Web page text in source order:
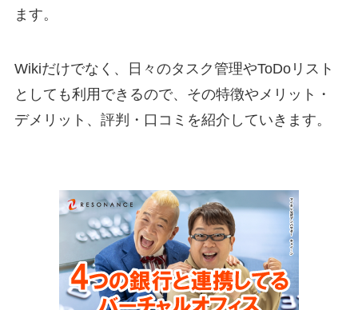
ます。
Wikiだけでなく、日々のタスク管理やToDoリスト
としても利用できるので、その特徴やメリット・
デメリット、評判・口コミを紹介していきます。